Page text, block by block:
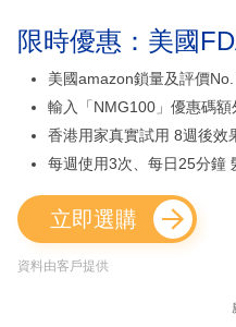
限時優惠：美國
美國amazon鎖量及評價No.
輸入「NMG100」優惠碼
香港用家真實試用 8週後效
每週使用3次、每日25分鐘
立即選購
資料由客戶提供